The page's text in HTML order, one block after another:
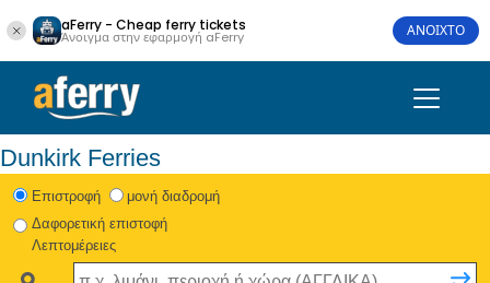
aFerry - Cheap ferry tickets
Άνοιγμα στην εφαρμογή aFerry ΑΝΟΙΧΤΟ
Dunkirk Ferries
Eπιστροφή
μονή διαδρομή
Δαφορετική επιστοφή
Λεπτομέρειες